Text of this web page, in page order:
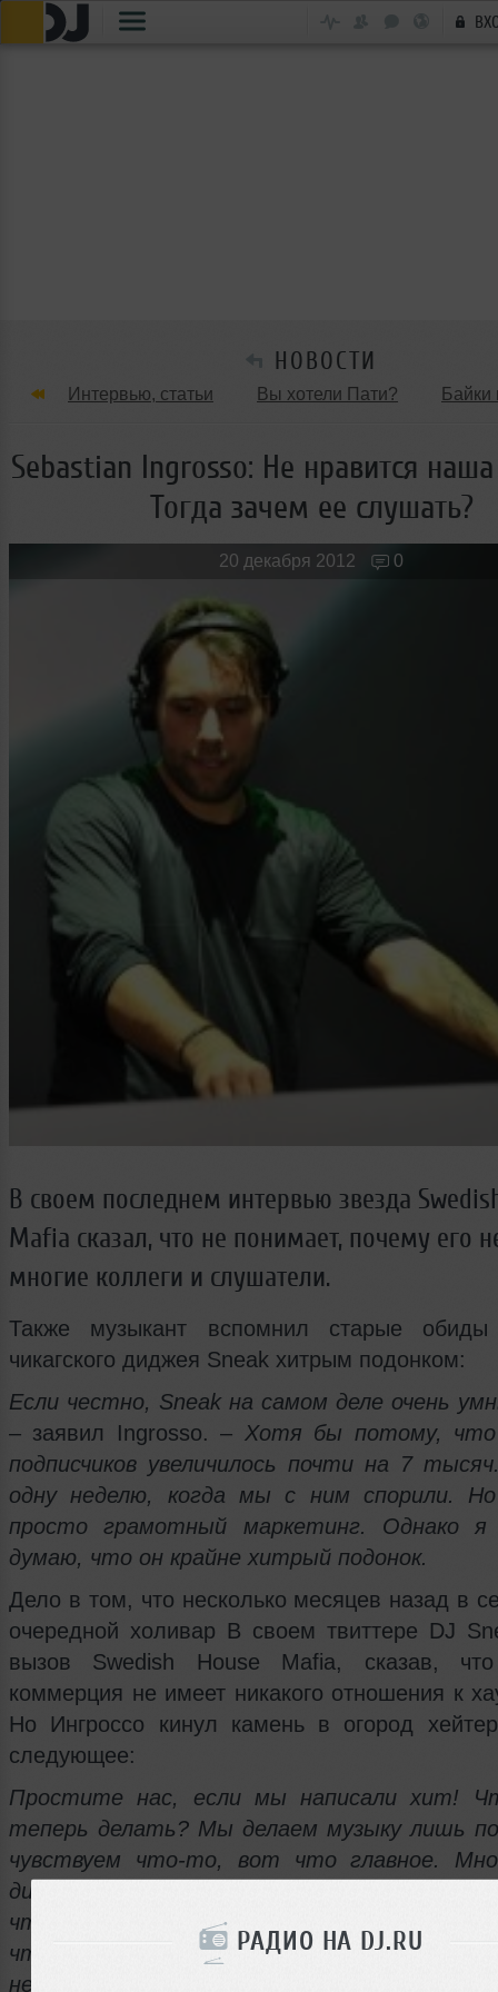
РАДИО НА DJ.RU
НОВОСТИ
Интервью, статьи Вы хотели Пати? Байки
Танцевальные стили
Новые лица Мужчина & Женщина
Sebastian Ingrosso: Не нравится
Тогда зачем ее слушать?
20 декабря 2012 0
В своем последнем интервью звезда
Mafia сказал, что не понимает, почему его
многие коллеги и слушатели.
Также музыкант вспомнил старые
чикагского диджея Sneak хитрым подонком:
Если честно, Sneak на самом деле очень
– заявил Ingrosso. – Хотя бы потому, что
подписчиков увеличилось почти на 7
одну неделю, когда мы с ним спорили.
просто грамотный маркетинг. Однако я
думаю, что он крайне хитрый подонок.
Дело в том, что несколько месяцев назад в
очередной холивар В своем твиттере DJ
вызов Swedish House Mafia, сказав,
коммерция не имеет никакого отношения к
Но Ингроссо кинул камень в огород
следующее:
Простите нас, если мы написали хит!
теперь делать? Мы делаем музыку лишь
чувствуем что-то, вот что главное.
диджеи не любят нас за нашу музыку, но,
что конкретно? Это типа "Ох, ненавижу
что он репер и он такой успешный".
ненавидеть чью-то музыку? Если тебе не